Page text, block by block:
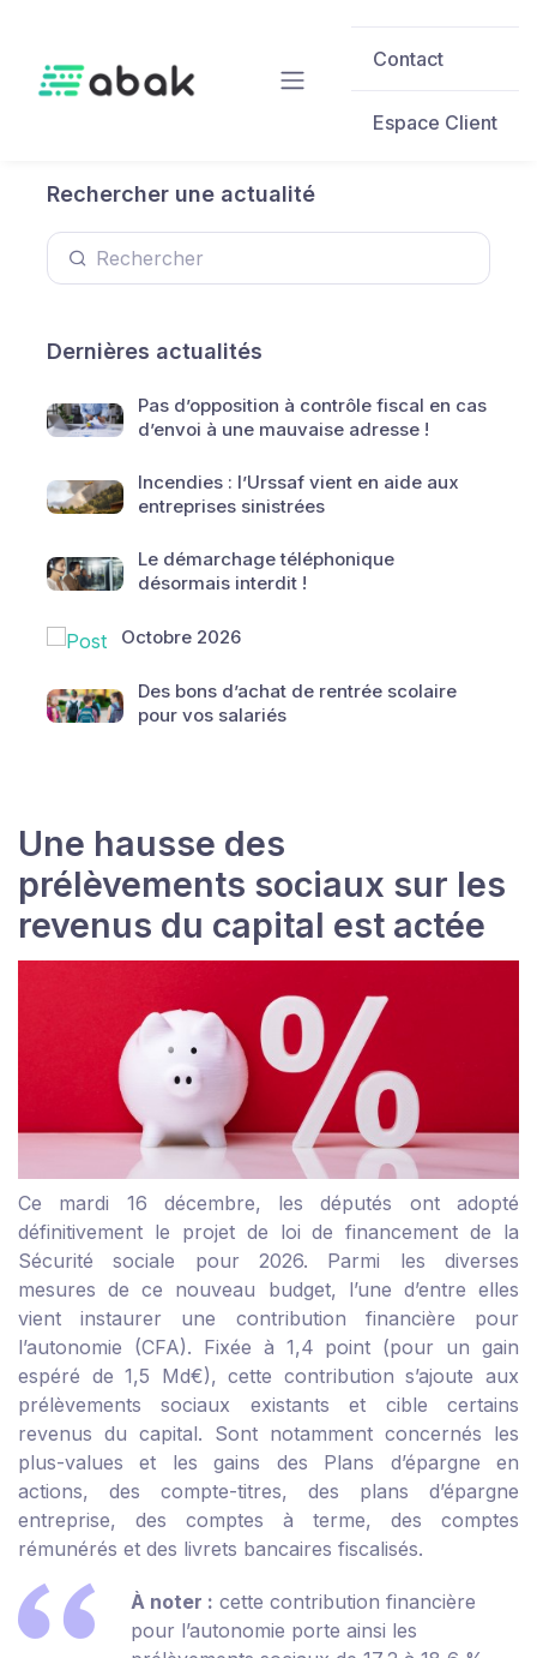
Contact
Espace Client
Rechercher une actualité
Dernières actualités
Pas d’opposition à contrôle fiscal en cas
d’envoi à une mauvaise adresse !
Incendies : l’Urssaf vient en aide aux
entreprises sinistrées
Le démarchage téléphonique
désormais interdit !
Octobre 2026
Des bons d’achat de rentrée scolaire
pour vos salariés
Une hausse des
prélèvements sociaux sur les
revenus du capital est actée
Ce mardi 16 décembre, les députés ont adopté
définitivement le projet de loi de financement de la
Sécurité sociale pour 2026. Parmi les diverses
mesures de ce nouveau budget, l’une d’entre elles
vient instaurer une contribution financière pour
l’autonomie (CFA). Fixée à 1,4 point (pour un gain
espéré de 1,5 Md€), cette contribution s’ajoute aux
prélèvements sociaux existants et cible certains
revenus du capital. Sont notamment concernés les
plus-values et les gains des Plans d’épargne en
actions, des compte-titres, des plans d’épargne
entreprise, des comptes à terme, des comptes
rémunérés et des livrets bancaires fiscalisés.
À noter : cette contribution financière
pour l’autonomie porte ainsi les